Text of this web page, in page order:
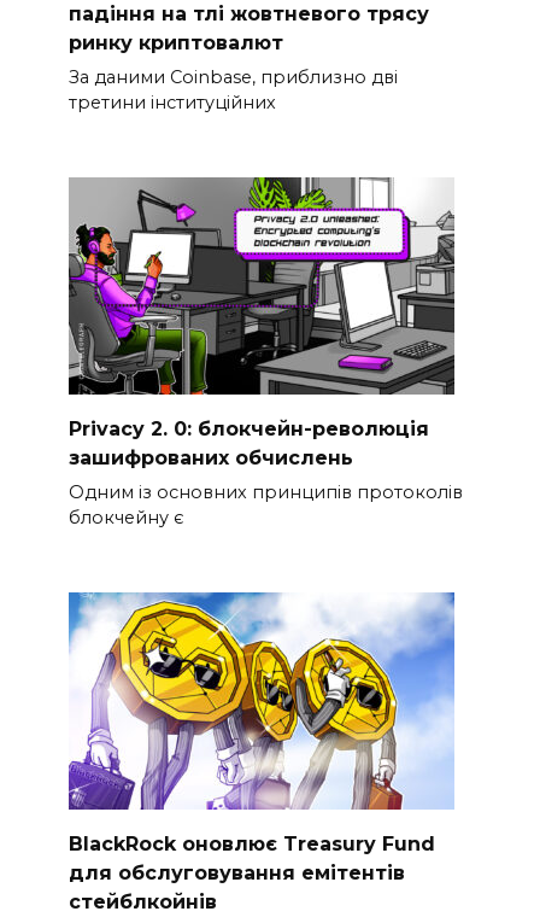
падіння на тлі жовтневого трясу
ринку криптовалют
За даними Coinbase, приблизно дві
третини інституційних
Privacy 2. 0: блокчейн-революція
зашифрованих обчислень
Одним із основних принципів протоколів
блокчейну є
BlackRock оновлює Treasury Fund
для обслуговування емітентів
стейблкойнів